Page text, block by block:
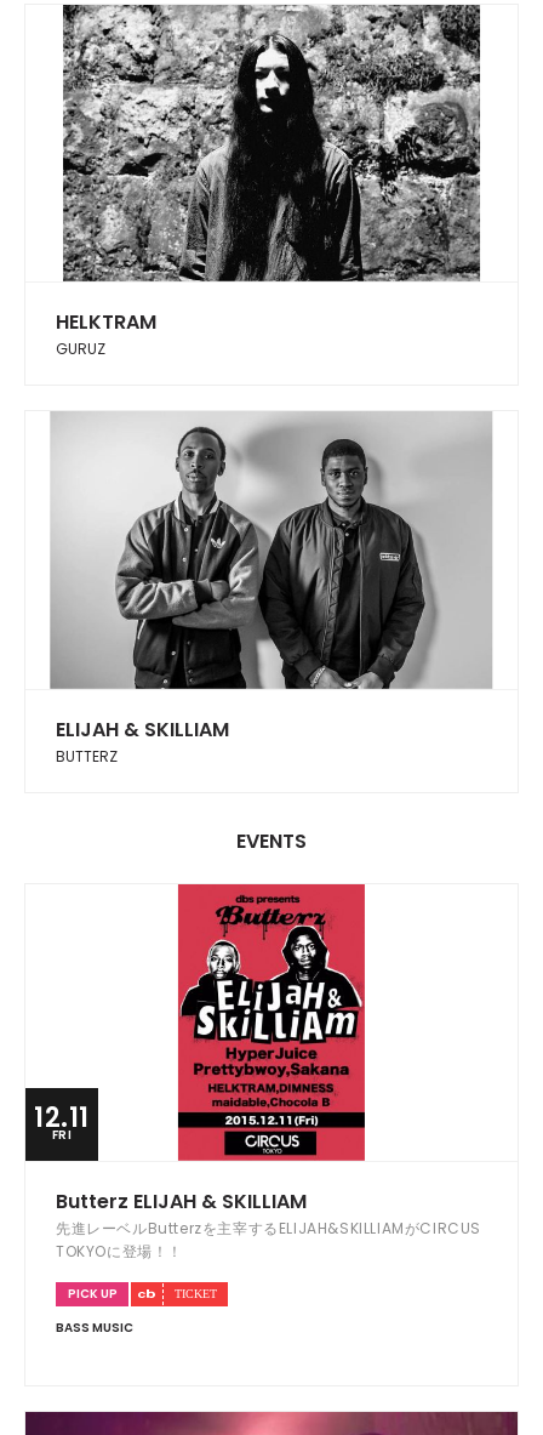
HELKTRAM
GURUZ
ELIJAH & SKILLIAM
BUTTERZ
EVENTS
12.11
FRI
Butterz ELIJAH & SKILLIAM
先進レーベルButterzを主宰するELIJAH&SKILLIAMがCIRCUS
TOKYOに登場！！
PICK UP
BASS MUSIC